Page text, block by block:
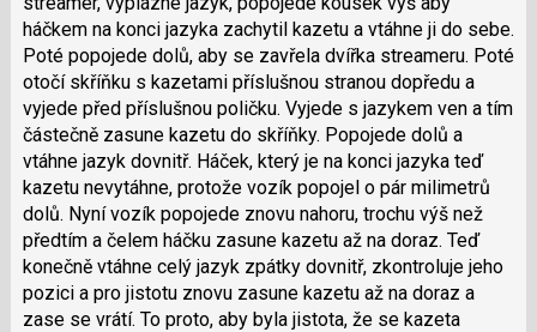
háčkem na konci jazyka zachytil kazetu a vtáhne ji do sebe.
Poté popojede dolů, aby se zavřela dvířka streameru. Poté
otočí skříňku s kazetami příslušnou stranou dopředu a
vyjede před příslušnou poličku. Vyjede s jazykem ven a tím
částečně zasune kazetu do skříňky. Popojede dolů a
vtáhne jazyk dovnitř. Háček, který je na konci jazyka teď
kazetu nevytáhne, protože vozík popojel o pár milimetrů
dolů. Nyní vozík popojede znovu nahoru, trochu výš než
předtím a čelem háčku zasune kazetu až na doraz. Teď
konečně vtáhne celý jazyk zpátky dovnitř, zkontroluje jeho
pozici a pro jistotu znovu zasune kazetu až na doraz a
zase se vrátí. To proto, aby byla jistota, že se kazeta